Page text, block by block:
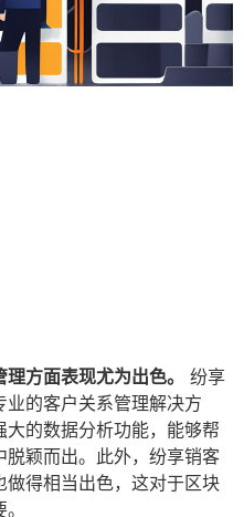
方面表现尤为出色。
纷享
的客户关系管理解决方
的数据分析功能，能够帮
颖而出。此外，纷享销客
得相当出色，这对于区块